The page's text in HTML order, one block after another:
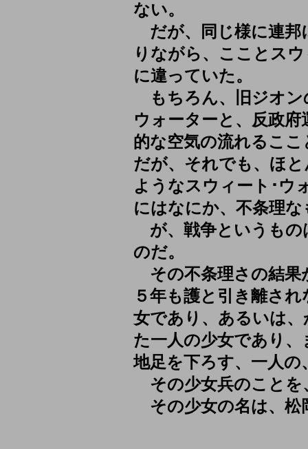
ない。
だが、同じ様に連邦
りながら、こことス
に違っていた。
もちろん、旧ジオン
ウォーターと、反政
的な空気の流れるこ
だが、それでも、ほ
ようなスウィート･ウ
にはなにか、不条理
が、戦争というもの
のだ。
その不条理さの結果
５年も護と引き離さ
女であり、あるいは
た一人の少女であり
地足を下ろす、一人
その少女兵のことを
その少女の名は、松